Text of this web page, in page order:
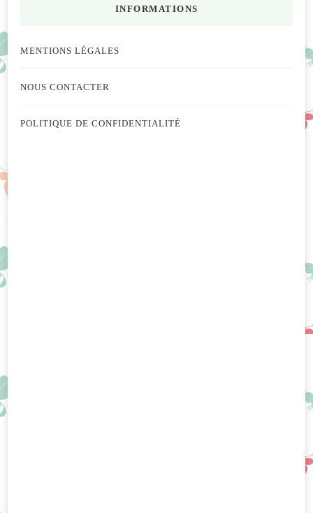
INFORMATIONS
MENTIONS LÉGALES
NOUS CONTACTER
POLITIQUE DE CONFIDENTIALITÉ